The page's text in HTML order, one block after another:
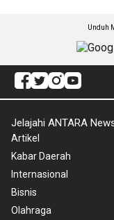
Unduh
Jelajahi ANTARA
Artikel
Kabar Daerah
Internasional
Bisnis
Olahraga